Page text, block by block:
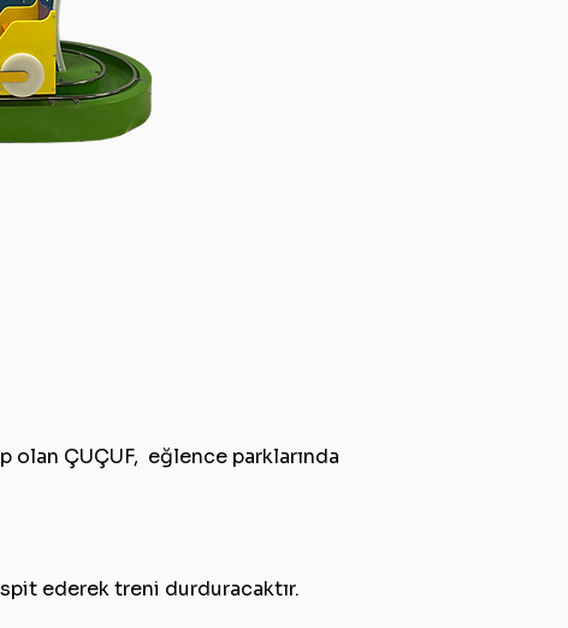
olan ÇUÇUF, eğlence parklarında
ederek treni durduracaktır.